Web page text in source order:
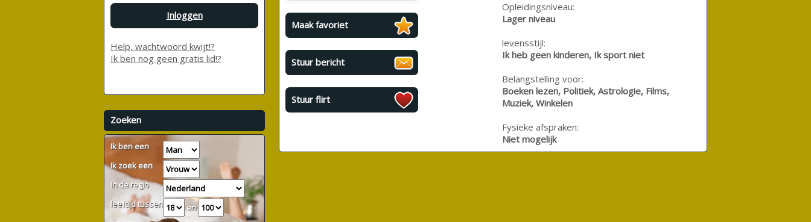
Maak favoriet
Stuur bericht
Stuur flirt
Opleidingsniveau:
Lager niveau
levensstijl:
Ik heb geen kinderen, Ik sport niet
Belangstelling voor:
Boeken lezen, Politiek, Astrologie, Films,
Muziek, Winkelen
Fysieke afspraken:
Niet mogelijk
Inloggen
Help, wachtwoord kwijt!?
Ik ben nog geen gratis lid!?
Zoeken
Ik ben een
Ik zoek een
In de regio
leeftijd tussen
en